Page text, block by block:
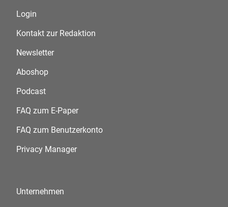
Login
Kontakt zur Redaktion
Newsletter
Aboshop
Podcast
FAQ zum E-Paper
FAQ zum Benutzerkonto
Privacy Manager
Unternehmen